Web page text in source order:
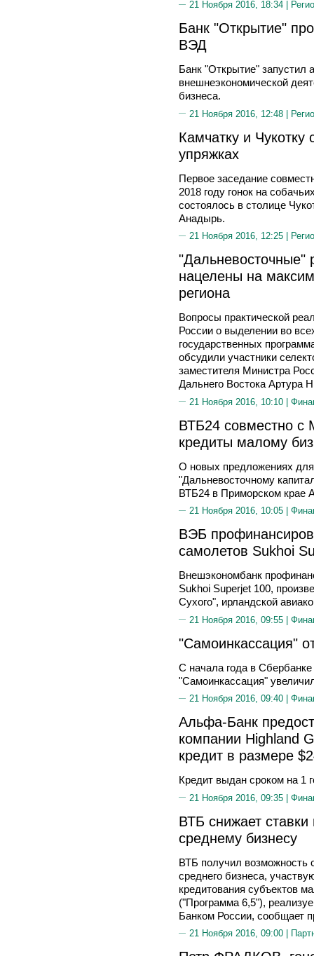
21 Ноября 2016, 18:34 |
Банк "Открытие"
ВЭД
Банк "Открытие" запустил
внешнеэкономической
бизнеса.
21 Ноября 2016, 12:48 |
Камчатку и
упряжках
Первое заседание
2018 году гонок на
состоялось в столице
Анадырь.
21 Ноября 2016, 12:25 |
"Дальневосточные"
нацелены на
региона
Вопросы практической
России о выделении во
государственных
обсудили участники
заместителя Министра
Дальнего Востока Артура
21 Ноября 2016, 10:10 |
ВТБ24 совместно с
кредиты малому
О новых предложениях для
"Дальневосточному
ВТБ24 в Приморском крае
21 Ноября 2016, 10:05 |
ВЭБ
самолетов Sukhoi
Внешэкономбанк
Sukhoi Superjet 100,
Сухого", ирландской
21 Ноября 2016, 09:55 |
"Самоинкассация"
С начала года в
"Самоинкассация"
21 Ноября 2016, 09:40 |
Альфа-Банк
компании Highland
кредит в размере
Кредит выдан сроком на 1
21 Ноября 2016, 09:35 |
ВТБ снижает
среднему бизнесу
ВТБ получил возможность
среднего бизнеса,
кредитования субъектов
("Программа 6,5"),
Банком России, сообщает
21 Ноября 2016, 09:00 |